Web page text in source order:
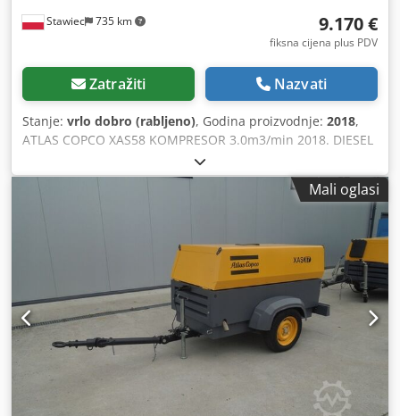
Stawiec 735 km 9.170 €
fiksna cijena plus PDV
Zatražiti Nazvati
Stanje: vrlo dobro (rabljeno), Godina proizvodnje: 2018,
ATLAS COPCO XAS58 KOMPRESOR 3.0m3/min 2018. DIESEL
ATLAS COPCO XAS 58 kompresor, stroj nakon servisa
Tehnički podaci: učinkovitost 3,00 m3/min; radni pritisak 7
Bar; godina proizvodnje 2018; Motor KUBOT kilometraža
PLN Ispod je poveznica na video koji prikazuje stroj u radu
Mali oglasi